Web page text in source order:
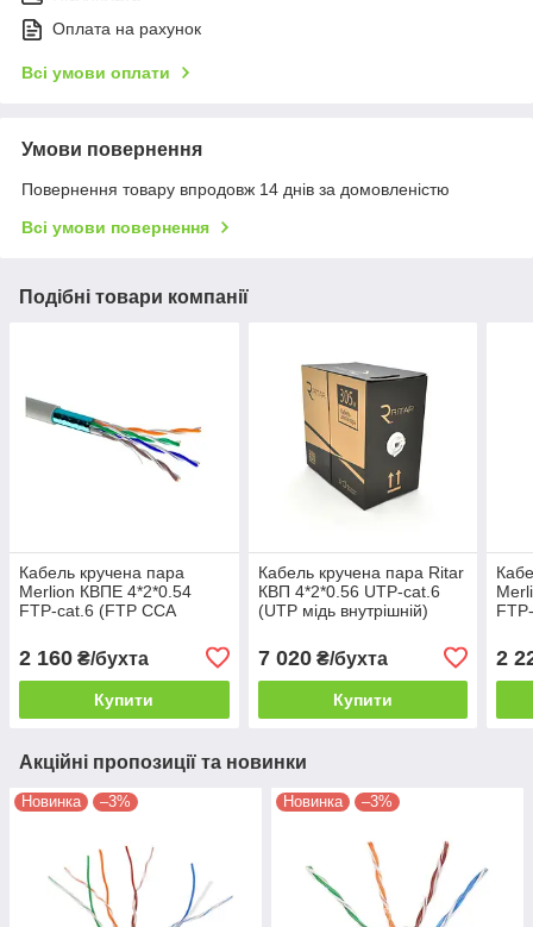
Оплата на рахунок
Всі умови оплати
Умови повернення
Повернення товару впродовж 14 днів за домовленістю
Всі умови повернення
Подібні товари компанії
Кабель кручена пара
Merlion КВПЕ 4*2*0.54
FTP-cat.6 (FTP CCA
305м білий
2 160 ₴/бухта
Купити
Кабель кручена пара Ritar
КВП 4*2*0.56 UTP-cat.6
(UTP мідь внутрішній)
7 020₴/бухта
Купити
2
Акційні пропозиції та новинки
Новинка –3% Новинка –3%